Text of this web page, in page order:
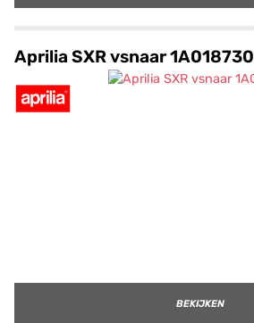
Aprilia SXR vsnaar 1A018730
BEKIJKEN